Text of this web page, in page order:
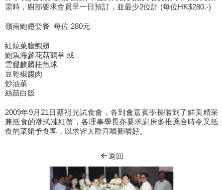
需時，廚部要求會員早一日預訂，並最少2位計 (每位HK$280.-)
嶺南鮑翅套餐 每位 280元
紅燒菜膽鮑翅
鮑魚海參花菇鵝掌 或
雲腿麒麟桂魚球
豆乾椒醬肉
炒油菜
絲苗白飯
2009年9月21日蔡祖光試食會，各到會嘉賓學長嚐到了鮮美精采
兼抵食的潮式凍紅蟹，各理事學長亦要求廚房多推薦合時令又抵
食的菜餚予食客，以求皆大歡喜嚐新嚐好。
arrow_back返回